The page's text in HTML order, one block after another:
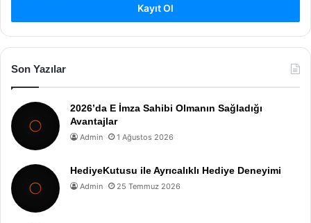
Kayıt Ol
Son Yazılar
2026’da E İmza Sahibi Olmanın Sağladığı
Avantajlar
Admin 1 Ağustos 2026
HediyeKutusu ile Ayrıcalıklı Hediye Deneyimi
Admin 25 Temmuz 2026